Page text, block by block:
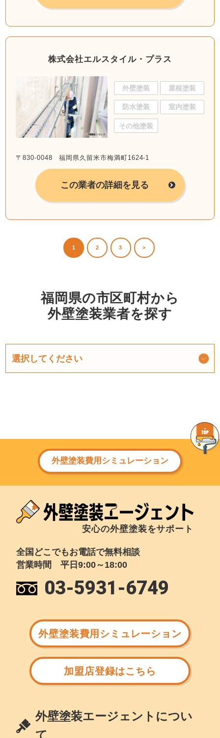
株式会社エルスタイル・プラス
外壁塗装 屋根塗装
防水塗装 室内塗装
その他塗装
〒830-0048 福岡県久留米市梅満町1624-1
この業者の詳細を見る
1 2 3 >
福岡県の市区町村から
外壁塗装業者を探す
外壁塗装費用シミュレーション
安心の外壁塗装をサポート
全国どこでもお電話で無料相談
営業時間 平日9:00～18:00
03-5931-6749
外壁塗装費用シミュレーション
加盟店登録はこちら
外壁塗装エージェントについ
て